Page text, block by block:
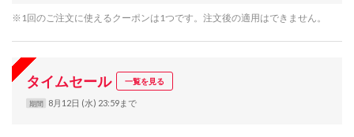
※1回のご注文に使えるクーポンは1つです。注文後の適用はできません。
タイムセール 一覧を見る
期間 8月12日 (水) 23:59まで